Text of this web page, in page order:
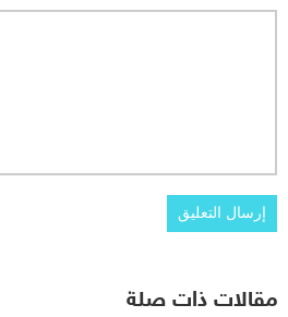
مقالات ذات صلة